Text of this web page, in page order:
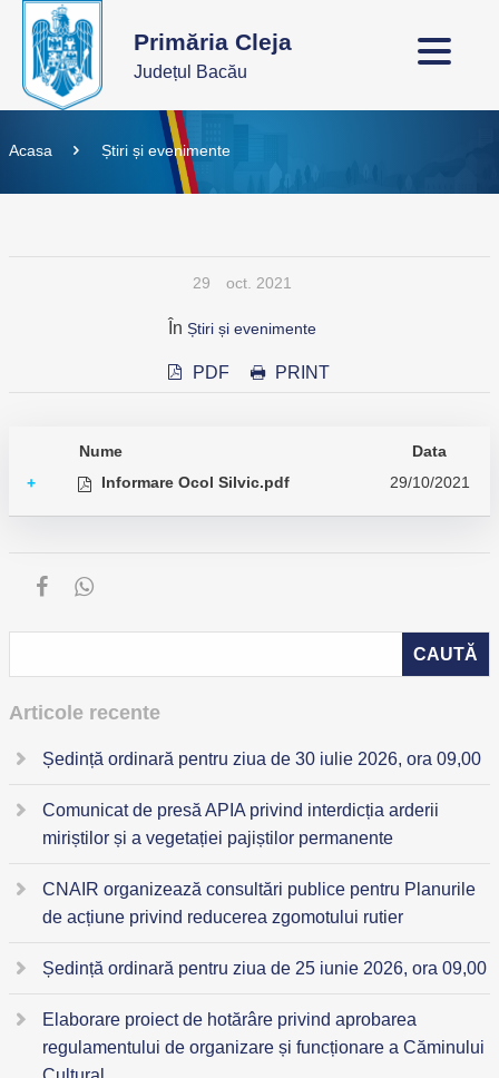
Primăria Cleja
Județul Bacău
Acasa Știri și evenimente
29 oct. 2021
În Știri și evenimente
PDF PRINT
Nume
Data
+
Informare Ocol Silvic.pdf 29/10/2021
Articole recente
Ședință ordinară pentru ziua de 30 iulie 2026, ora 09,00
Comunicat de presă APIA privind interdicția arderii
miriștilor și a vegetației pajiștilor permanente
CNAIR organizează consultări publice pentru Planurile
de acțiune privind reducerea zgomotului rutier
Ședință ordinară pentru ziua de 25 iunie 2026, ora 09,00
Elaborare proiect de hotărâre privind aprobarea
regulamentului de organizare și funcționare a Căminului